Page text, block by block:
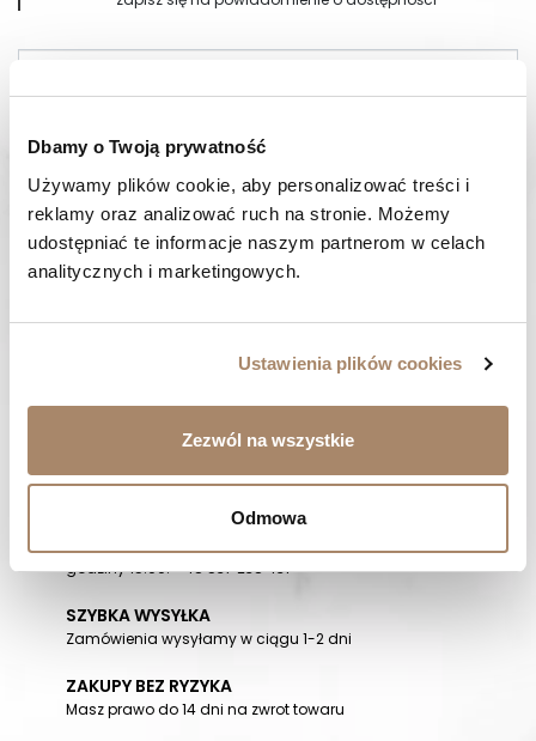
Dbamy o Twoją prywatność
Używamy plików cookie, aby personalizować treści i
reklamy oraz analizować ruch na stronie. Możemy
udostępniać te informacje naszym partnerom w celach
analitycznych i marketingowych.
Ustawienia plików cookies
Zezwól na wszystkie
Odmowa
Wysyłka w 24-48 godzin 14 dnina zwrot
OPIS
SKŁAD I MATERIAŁ
MASZ PYTANIE? Zadzwoń do nas :
Pracujemy od poniedziałku do piątku. Od godziny 9:00 do
godziny 15:00. +48 537 238 431
SZYBKA WYSYŁKA
Zamówienia wysyłamy w ciągu 1-2 dni
ZAKUPY BEZ RYZYKA
Masz prawo do 14 dni na zwrot towaru